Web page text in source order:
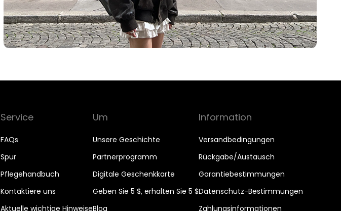
Service
FAQs
Spur
Pflegehandbuch
Kontaktiere uns
Aktuelle wichtige Hinweise
Um
Unsere Geschichte
Partnerprogramm
Digitale Geschenkkarte
Geben Sie 5 $, erhalten Sie 5 $
Blog
Information
Versandbedingungen
Rückgabe/Austausch
Garantiebestimmungen
Datenschutz-Bestimmungen
Zahlungsinformationen